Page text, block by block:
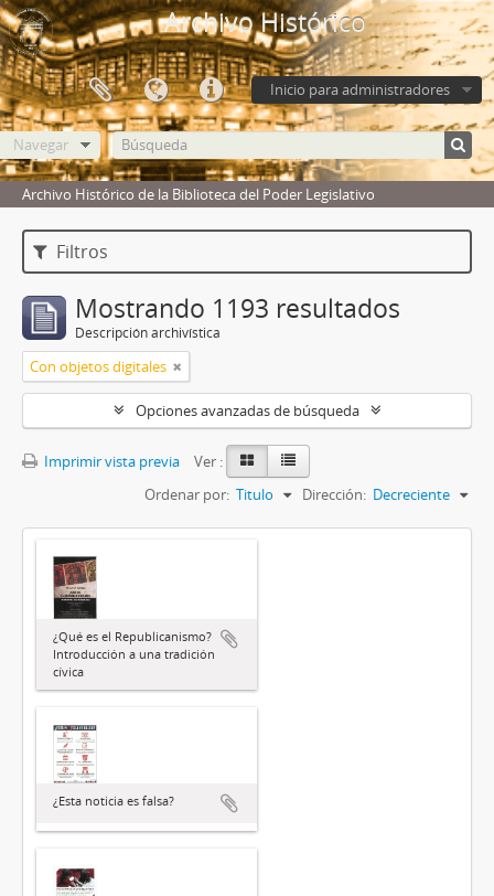
Archivo Histórico
Inicio para administradores
Navegar
Archivo Histórico de la Biblioteca del Poder Legislativo
Filtros
Mostrando 1193 resultados
Descripción archivística
Con objetos digitales
Opciones avanzadas de búsqueda
Imprimir vista previa
Ver :
Ordenar por: Titulo Dirección: Decreciente
¿Qué es el Republicanismo?
Introducción a una tradición
cívica
¿Esta noticia es falsa?